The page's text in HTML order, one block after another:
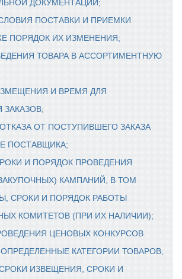
ДОКУМЕНТАЦИИ;
ПОСТАВКИ И ПРИЕМКИ
ПОРЯДОК ИХ ИЗМЕНЕНИЯ;
ТОВАРА В АССОРТИМЕНТНУЮ
И ВРЕМЯ ДЛЯ
ЗАКАЗОВ;
ОТ ПОСТУПИВШЕГО ЗАКАЗА
ПОСТАВЩИКА;
И ПОРЯДОК ПРОВЕДЕНИЯ
КАМПАНИЙ, В ТОМ
СРОКИ И ПОРЯДОК РАБОТЫ
КОМИТЕТОВ (ПРИ ИХ НАЛИЧИИ);
ЦЕНОВЫХ КОНКУРСОВ
КАТЕГОРИИ ТОВАРОВ,
ИЗВЕЩЕНИЯ, СРОКИ И